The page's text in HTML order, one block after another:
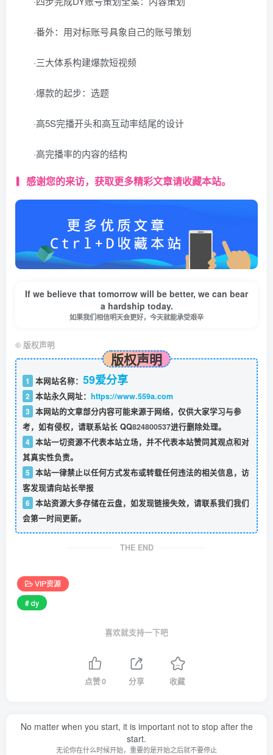
·番外：用对标账号具象自己的账号策划
·三大体系构建爆款短视频
·爆款的起步：选题
·高5S完播开头和高互动率结尾的设计
·高完播率的内容的结构
感谢您的来访，获取更多精彩文章请收藏本站。
If we believe that tomorrow will be better, we can bear
a hardship today.
如果我们相信明天会更好，今天就能承受艰辛
© 版权声明
版权声明
1 本网站名称： 59爱分享
2 本站永久网址： https://www.559a.com
3 本网站的文章部分内容可能来源于网络，仅供大家学习与参
考，如有侵权，请联系站长 QQ824800537进行删除处理。
4 本站一切资源不代表本站立场，并不代表本站赞同其观点和对
其真实性负责。
5 本站一律禁止以任何方式发布或转载任何违法的相关信息，访
客发现请向站长举报
6 本站资源大多存储在云盘，如发现链接失效，请联系我们我们
会第一时间更新。
THE END
VIP资源
# dy
喜欢就支持一下吧
点赞0 分享 收藏
No matter when you start, it is important not to stop after the
start.
无论你在什么时候开始，重要的是开始之后就不要停止